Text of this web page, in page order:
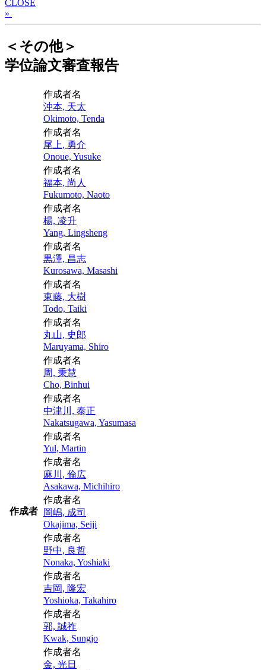
CLOSE
»
＜その他＞
学位論文審査報告
作成者
作成者名
沖本, 天太
Okimoto, Tenda
作成者名
尾上, 勇介
Onoue, Yusuke
作成者名
福本, 尚人
Fukumoto, Naoto
作成者名
楊, 凌升
Yang, Lingsheng
作成者名
黒澤, 昌志
Kurosawa, Masashi
作成者名
東藤, 大樹
Todo, Taiki
作成者名
丸山, 史郎
Maruyama, Shiro
作成者名
周, 秉慧
Cho, Binhui
作成者名
中津川, 泰正
Nakatsugawa, Yasumasa
作成者名
Yul, Martin
作成者名
麻川, 倫広
Asakawa, Michihiro
作成者名
岡嶋, 成司
Okajima, Seiji
作成者名
野中, 良哲
Nonaka, Yoshiaki
作成者名
吉岡, 隆宏
Yoshioka, Takahiro
作成者名
郭, 誠祚
Kwak, Sungjo
作成者名
金, 光日